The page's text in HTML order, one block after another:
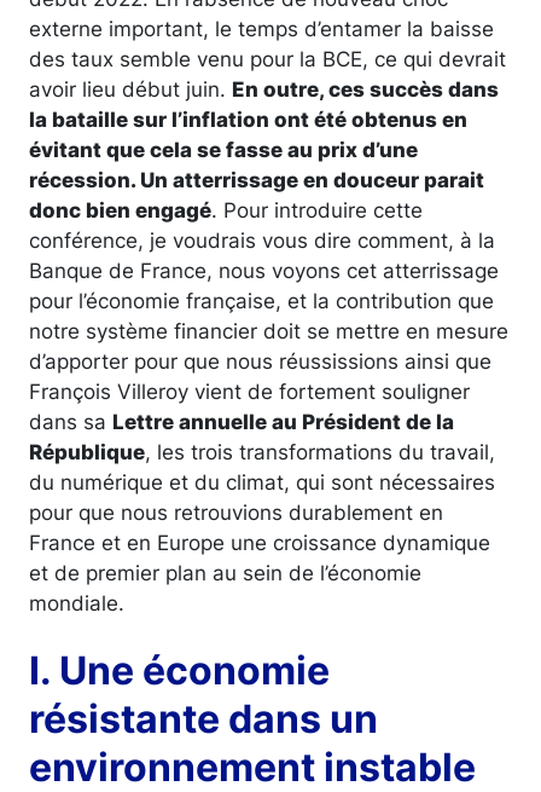
externe important, le temps d’entamer la baisse
des taux semble venu pour la BCE, ce qui devrait
avoir lieu début juin. En outre, ces succès dans
la bataille sur l’inflation ont été obtenus en
évitant que cela se fasse au prix d’une
récession. Un atterrissage en douceur parait
donc bien engagé. Pour introduire cette
conférence, je voudrais vous dire comment, à la
Banque de France, nous voyons cet atterrissage
pour l’économie française, et la contribution que
notre système financier doit se mettre en mesure
d’apporter pour que nous réussissions ainsi que
François Villeroy vient de fortement souligner
dans sa Lettre annuelle au Président de la
République, les trois transformations du travail,
du numérique et du climat, qui sont nécessaires
pour que nous retrouvions durablement en
France et en Europe une croissance dynamique
et de premier plan au sein de l’économie
mondiale.
I. Une économie
résistante dans un
environnement instable